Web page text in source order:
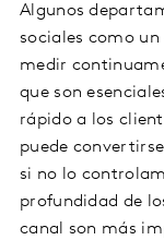
Algunos
sociales como
medir
que son
rápido a los
puede
si no lo
profundidad de
canal son más